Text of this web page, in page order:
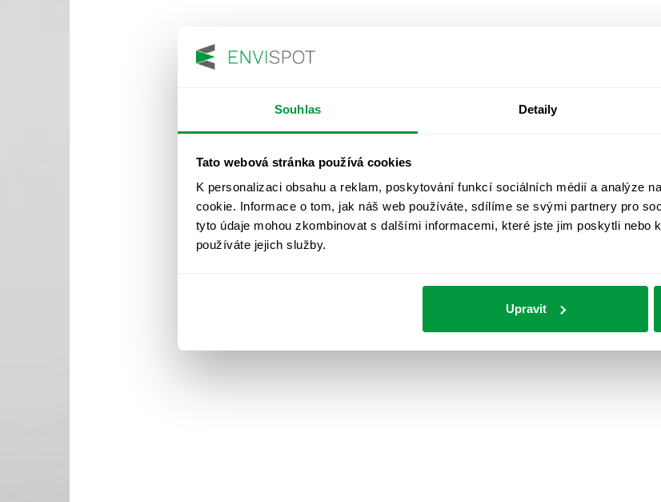
Souhlas Detaily
Tato webová stránka používá cookies
K personalizaci obsahu a reklam, poskytování funkcí sociálních médií a analýze
cookie. Informace o tom, jak náš web používáte, sdílíme se svými partnery pro
tyto údaje mohou zkombinovat s dalšími informacemi, které jste jim poskytli nebo
používáte jejich služby.
Upravit